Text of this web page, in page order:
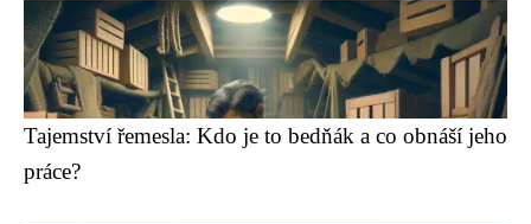
Tajemství řemesla: Kdo je to bedňák a co obnáší jeho
práce?